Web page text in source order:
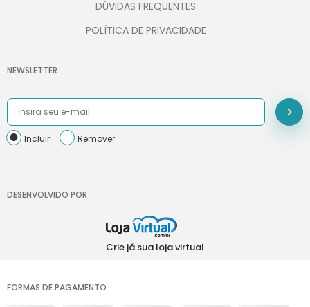
DÚVIDAS FREQUENTES
POLÍTICA DE PRIVACIDADE
NEWSLETTER
Incluir Remover
DESENVOLVIDO POR
Crie já sua loja virtual
FORMAS DE PAGAMENTO